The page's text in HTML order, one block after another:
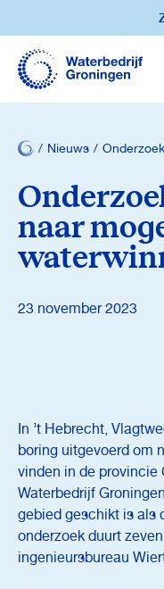
Navigatie
overslaan
Nieuws
naar
23 november 2023
In ’t Hebrecht,
boring uitgevoerd om
vinden in de provincie
Waterbedrijf
gebied geschikt is als
onderzoek duurt
ingenieursbureau